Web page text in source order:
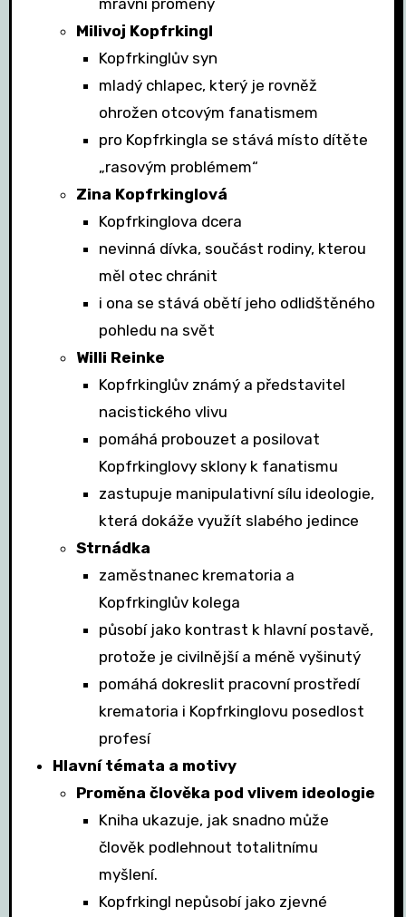
mravní proměny
Milivoj Kopfrkingl
Kopfrkinglův syn
mladý chlapec, který je rovněž
ohrožen otcovým fanatismem
pro Kopfrkingla se stává místo dítěte
„rasovým problémem“
Zina Kopfrkinglová
Kopfrkinglova dcera
nevinná dívka, součást rodiny, kterou
měl otec chránit
i ona se stává obětí jeho odlidštěného
pohledu na svět
Willi Reinke
Kopfrkinglův známý a představitel
nacistického vlivu
pomáhá probouzet a posilovat
Kopfrkinglovy sklony k fanatismu
zastupuje manipulativní sílu ideologie,
která dokáže využít slabého jedince
Strnádka
zaměstnanec krematoria a
Kopfrkinglův kolega
působí jako kontrast k hlavní postavě,
protože je civilnější a méně vyšinutý
pomáhá dokreslit pracovní prostředí
krematoria i Kopfrkinglovu posedlost
profesí
Hlavní témata a motivy
Proměna člověka pod vlivem ideologie
Kniha ukazuje, jak snadno může
člověk podlehnout totalitnímu
myšlení.
Kopfrkingl nepůsobí jako zjevné